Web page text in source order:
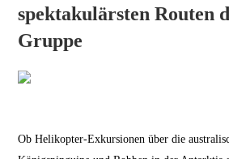
spektakulärsten Routen
Gruppe
Ob Helikopter-Exkursionen über die